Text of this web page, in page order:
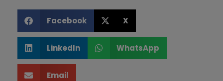
Facebook X
LinkedIn WhatsApp
Email